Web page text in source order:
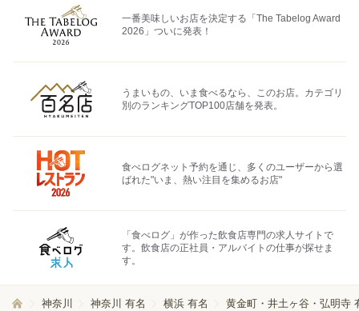
一番美味しいお店を決定する「The Tabelog Award
2026」ついに発表！
うまいもの、いま食べるなら、このお店。カテゴリ
別のランキングTOP100店舗を発表。
食べログネット予約を通じ、多くのユーザーから選
ばれた"いま、熱い注目を集めるお店"
「食べログ」が作った飲食店専門の求人サイトで
す。飲食店の正社員・アルバイトの仕事が探せま
す。
神奈川 神奈川 有名 横浜 有名 黄金町・井土ヶ谷・弘明寺